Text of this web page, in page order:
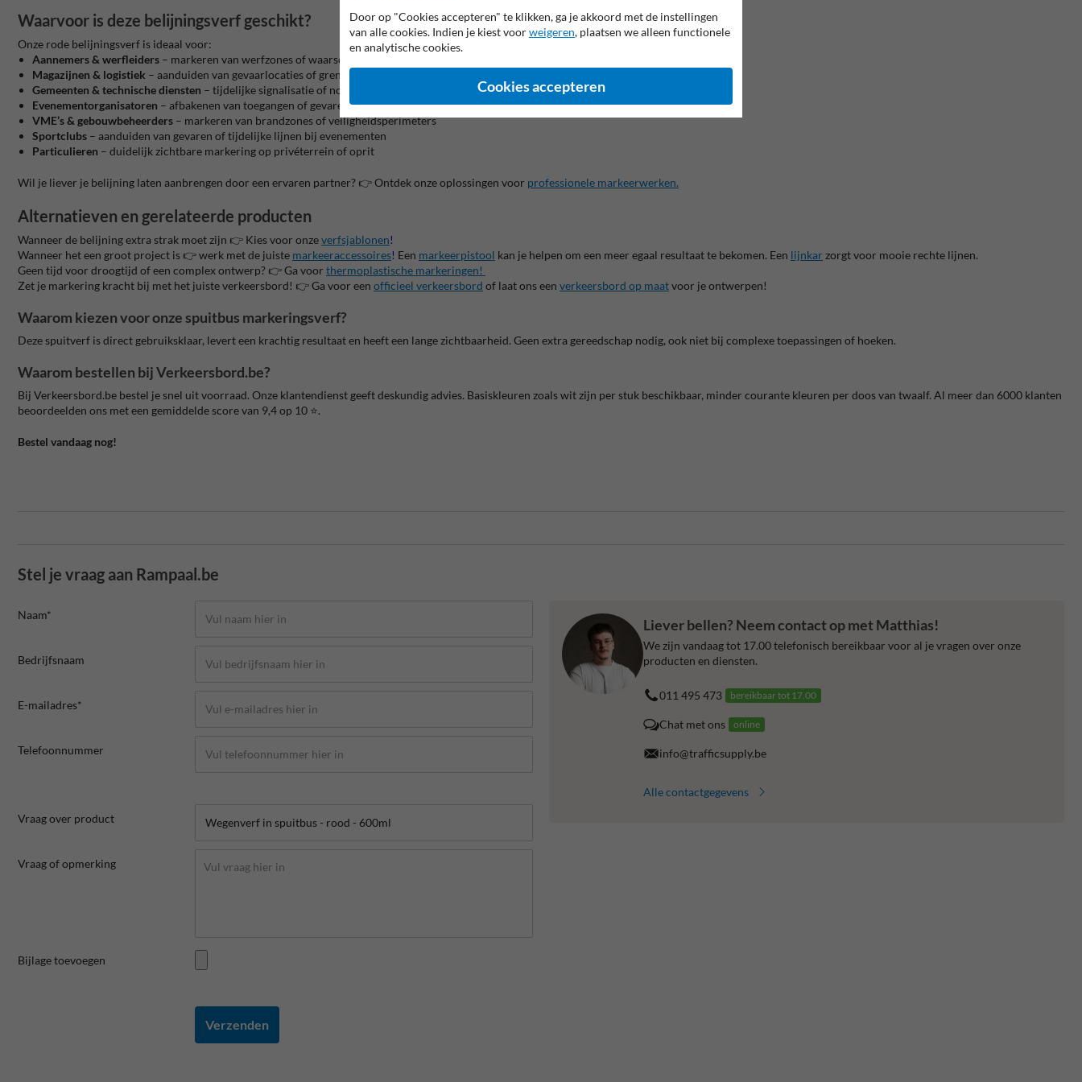
Waarvoor is deze belijningsverf geschikt?
Onze rode belijningsverf is ideaal voor:
Aannemers & werfleiders – markeren van werfzones of waarschuwingslijnen
Magazijnen & logistiek – aanduiden van gevaarlocaties of grenszones
Gemeenten & technische diensten – tijdelijke signalisatie of noodbelijning bij onderhoud
Evenementorganisatoren – afbakenen van toegangen of gevarenzones
VME’s & gebouwbeheerders – markeren van brandzones of veiligheidsperimeters
Sportclubs – aanduiden van gevaren of tijdelijke lijnen bij evenementen
Particulieren – duidelijk zichtbare markering op privéterrein of oprit
Wil je liever je belijning laten aanbrengen door een ervaren partner? 👉 Ontdek onze oplossingen voor professionele markeerwerken.
Alternatieven en gerelateerde producten
Wanneer de belijning extra strak moet zijn 👉 Kies voor onzeverfsjablonen!
Wanneer het een groot project is 👉 werk met de juiste markeeraccessoires! Een markeerpistool kan je helpen om een meer egaal resultaat te bekomen. Een lijnkar zorgt voor mooie rechte lijnen.
Geen tijd voor droogtijd of een complex ontwerp? 👉 Ga voor thermoplastische markeringen!
Zet je markering kracht bij met het juiste verkeersbord! 👉 Ga voor een officieel verkeersbord of laat ons een verkeersbord op maatvoor je ontwerpen!
Waarom kiezen voor onze spuitbus markeringsverf?
Deze spuitverf is direct gebruiksklaar, levert een krachtig resultaat en heeft een lange zichtbaarheid. Geen extra gereedschap nodig, ook niet bij complexe toepassingen of hoeken.
Waarom bestellen bij Verkeersbord.be?
Bij Verkeersbord.be bestel je snel uit voorraad. Onze klantendienst geeft deskundig advies. Basiskleuren zoals wit zijn per stuk beschikbaar, minder courante kleuren per doos van twaalf. Al meer dan 6000 klanten
beoordeelden ons met een gemiddelde score van 9,4 op 10 ⭐️.
Bestel vandaag nog!
Stel je vraag aan Rampaal.be
Naam*
Bedrijfsnaam
E-mailadres*
Telefoonnummer
Vraag over product
Vraag of opmerking
Bijlage toevoegen
Verzenden
Liever bellen? Neem contact op met Matthias!
We zijn vandaag tot 17.00 telefonisch bereikbaar voor al je vragen over onze
producten en diensten.
011 495 473 bereikbaar tot 17.00
Chat met ons online
info@trafficsupply.be
Alle contactgegevens
Door op "Cookies accepteren" te klikken, ga je akkoord met de instellingen
van alle cookies. Indien je kiest voorweigeren, plaatsen we alleen functionele
en analytische cookies.
Cookies accepteren